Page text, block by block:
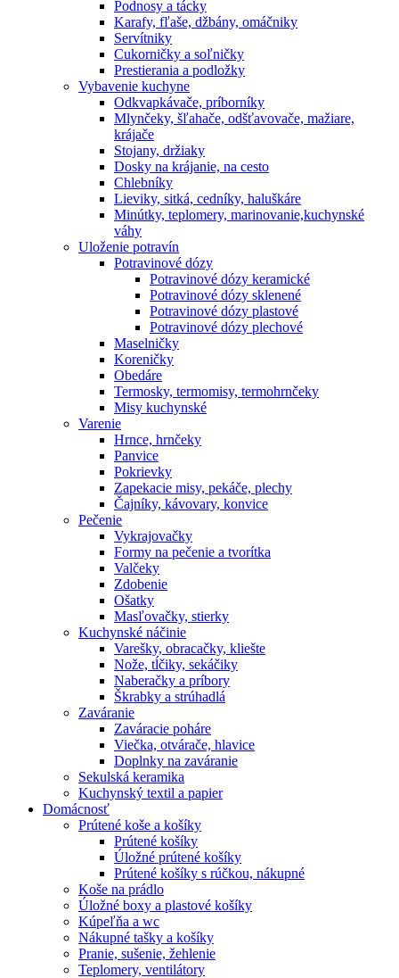
Podnosy a tácky
Karafy, fľaše, džbány, omáčniky
Servítniky
Cukorničky a soľničky
Prestierania a podložky
Vybavenie kuchyne
Odkvapkávače, príborníky
Mlynčeky, šľahače, odšťavovače, mažiare,
krájače
Stojany, držiaky
Dosky na krájanie, na cesto
Chlebníky
Lieviky, sitká, cedníky, haluškáre
Minútky, teplomery, marinovanie,kuchynské
váhy
Uloženie potravín
Potravinové dózy
Potravinové dózy keramické
Potravinové dózy sklenené
Potravinové dózy plastové
Potravinové dózy plechové
Maselničky
Koreničky
Obedáre
Termosky, termomisy, termohrnčeky
Misy kuchynské
Varenie
Hrnce, hrnčeky
Panvice
Pokrievky
Zapekacie misy, pekáče, plechy
Čajníky, kávovary, konvice
Pečenie
Vykrajovačky
Formy na pečenie a tvorítka
Valčeky
Zdobenie
Ošatky
Masľovačky, stierky
Kuchynské náčinie
Varešky, obracačky, kliešte
Nože, tĺčiky, sekáčiky
Naberačky a príbory
Škrabky a strúhadlá
Zaváranie
Zaváracie poháre
Viečka, otvárače, hlavice
Doplnky na zaváranie
Sekulská keramika
Kuchynský textil a papier
Domácnosť
Prútené koše a košíky
Prútené košíky
Úložné prútené košíky
Prútené košíky s rúčkou, nákupné
Koše na prádlo
Úložné boxy a plastové košíky
Kúpeľňa a wc
Nákupné tašky a košíky
Pranie, sušenie, žehlenie
Teplomery, ventilátory